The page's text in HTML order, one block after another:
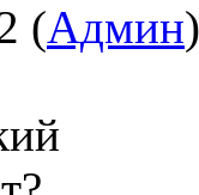
(Админ)